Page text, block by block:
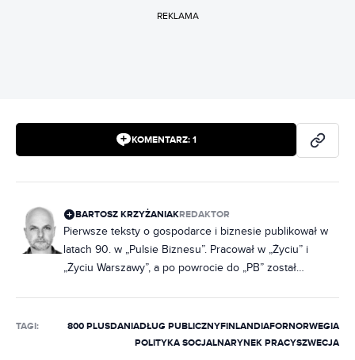
REKLAMA
KOMENTARZ: 1
BARTOSZ KRZYŻANIAKREDAKTOR
Pierwsze teksty o gospodarce i biznesie publikował w
latach 90. w „Pulsie Biznesu”. Pracował w „Życiu” i
„Życiu Warszawy”, a po powrocie do „PB” został
„Uczę Nowocześnie”, organizował konferencje i
wykładał. W 2017 r. pracował w redakcjach
TAGI: 800 PLUSDANIADŁUG PUBLICZNYFINLANDIAFORNORWEGIA
POLITYKA SOCJALNARYNEK PRACYSZWECJA